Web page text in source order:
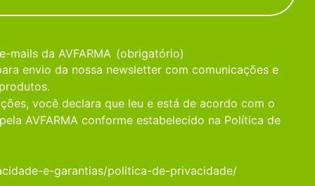
mails da AVFARMA (obrigatório)
envio da nossa newsletter com comunicações e
você declara que leu e está de acordo com o
AVFARMA conforme estabelecido na Política de
e-garantias/politica-de-privacidade/